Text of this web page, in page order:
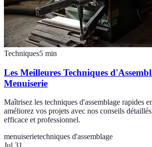
Techniques5 min
Les Meilleures Techniques
Menuiserie
Maîtrisez les techniques d'assemblage rapides
améliorez vos projets avec nos conseils
efficace et professionnel.
menuiserietechniques d'assemblage